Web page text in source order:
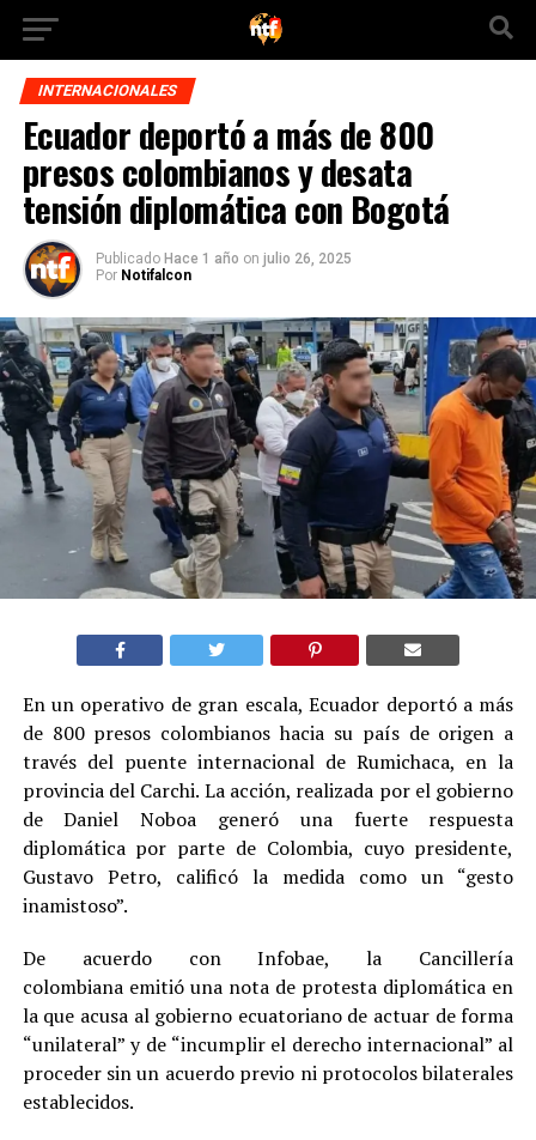
INTERNACIONALES
Ecuador deportó a más de 800
presos colombianos y desata
tensión diplomática con Bogotá
Publicado Hace 1 año on julio 26, 2025
Por Notifalcon
En un operativo de gran escala, Ecuador deportó a más
de 800 presos colombianos hacia su país de origen a
través del puente internacional de Rumichaca, en la
provincia del Carchi. La acción, realizada por el gobierno
de Daniel Noboa generó una fuerte respuesta
diplomática por parte de Colombia, cuyo presidente,
Gustavo Petro, calificó la medida como un “gesto
inamistoso”.
De acuerdo con Infobae, la Cancillería
colombiana emitió una nota de protesta diplomática en
la que acusa al gobierno ecuatoriano de actuar de forma
“unilateral” y de “incumplir el derecho internacional” al
proceder sin un acuerdo previo ni protocolos bilaterales
establecidos.